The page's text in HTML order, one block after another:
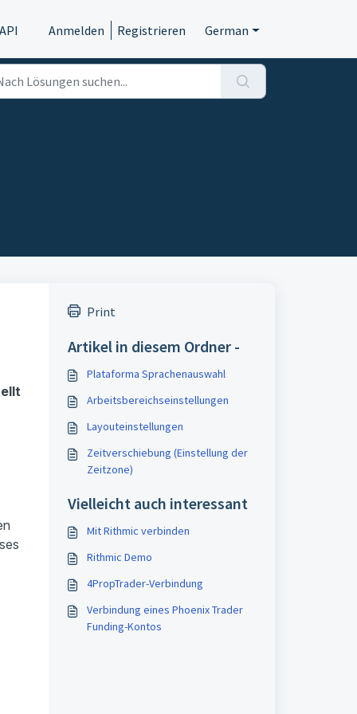
API Anmelden Registrieren German
Print
Artikel in diesem Ordner -
Plataforma Sprachenauswahl
Arbeitsbereichseinstellungen
Layouteinstellungen
Zeitverschiebung (Einstellung der
Zeitzone)
Vielleicht auch interessant
Mit Rithmic verbinden
Rithmic Demo
4PropTrader-Verbindung
Verbindung eines Phoenix Trader
Funding-Kontos